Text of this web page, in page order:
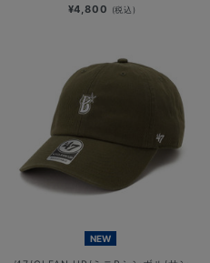
¥4,800 (税込)
NEW